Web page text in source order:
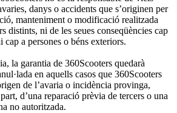
danys o accidents que s’originen per
manteniment o modificació realitzada
distints, ni de les seues conseqüències cap
a persones o béns exteriors.
la garantia de 360Scooters quedarà
en aquells casos que 360Scooters
de l’avaria o incidència provinga,
d’una reparació prèvia de tercers o una
no autoritzada.